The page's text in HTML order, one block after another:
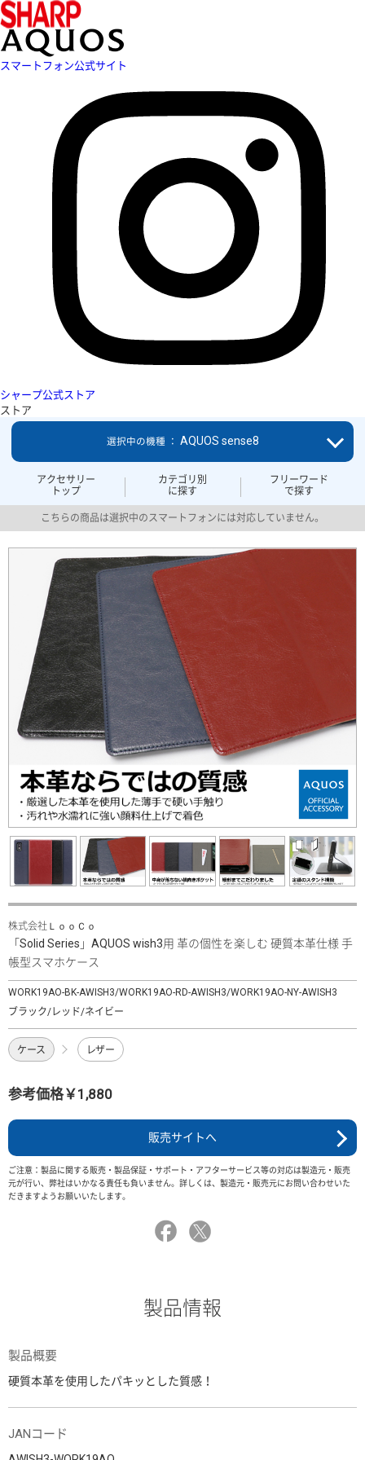
スマートフォン公式サイト
シャープ公式ストア
ストア
アクセサリー
トップ
カテゴリ別
に探す
フリーワード
で探す
選択中の機種 ： AQUOS sense8
こちらの商品は選択中のスマートフォンには対応していません。
株式会社ＬｏｏＣｏ
「Solid Series」AQUOS wish3用 革の個性を楽しむ 硬質本革仕様 手
帳型スマホケース
WORK19AO-BK-AWISH3/WORK19AO-RD-AWISH3/WORK19AO-NY-AWISH3
ブラック/レッド/ネイビー
ケース レザー
参考価格￥1,880
販売サイトへ
ご注意：製品に関する販売・製品保証・サポート・アフターサービス等の対応は製造元・販売
元が行い、弊社はいかなる責任も負いません。詳しくは、製造元・販売元にお問い合わせいた
だきますようお願いいたします。
製品情報
製品概要
硬質本革を使用したパキッとした質感！
JANコード